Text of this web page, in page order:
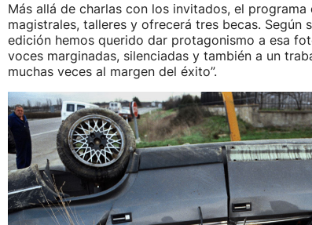
Más allá de charlas con los invitados, el
magistrales, talleres y ofrecerá tres becas. Según
edición hemos querido dar protagonismo a esa
voces marginadas, silenciadas y también a un
muchas veces al margen del éxito”.